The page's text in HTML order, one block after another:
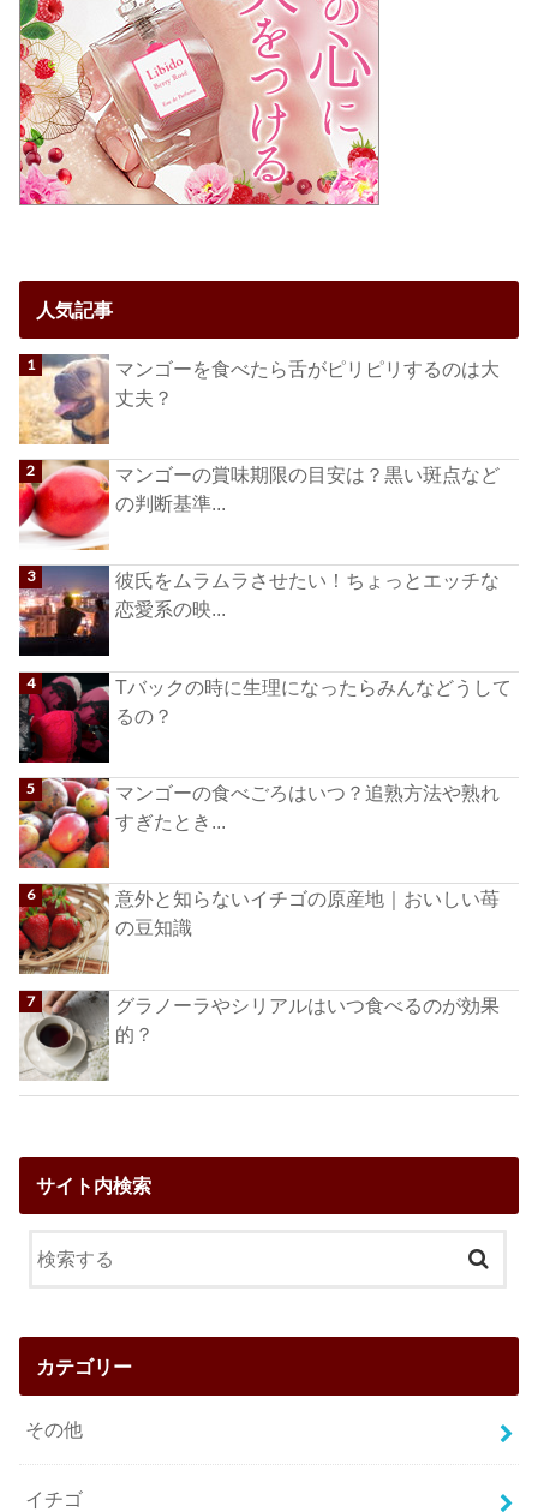
人気記事
マンゴーを食べたら舌がピリピリするのは大
丈夫？
マンゴーの賞味期限の目安は？黒い斑点など
の判断基準...
彼氏をムラムラさせたい！ちょっとエッチな
恋愛系の映...
Tバックの時に生理になったらみんなどうして
るの？
マンゴーの食べごろはいつ？追熟方法や熟れ
すぎたとき...
意外と知らないイチゴの原産地｜おいしい苺
の豆知識
グラノーラやシリアルはいつ食べるのが効果
的？
サイト内検索
カテゴリー
その他
イチゴ